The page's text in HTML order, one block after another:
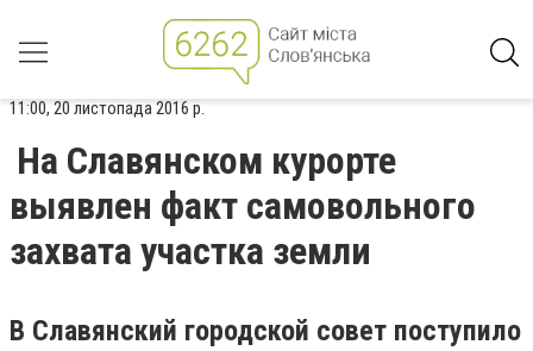
11:00, 20 листопада 2016 р.
На Славянском курорте
выявлен факт самовольного
захвата участка земли
В Славянский городской совет поступило